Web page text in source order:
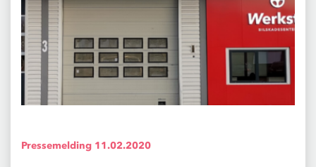
Pressemelding 11.02.2020